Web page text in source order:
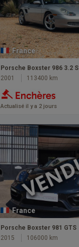
France
Porsche Boxster 986 3.2 S
2001
113400 km
Actualisé il y a 2 jours
France
Porsche Boxster 981 GTS
2015
106000 km